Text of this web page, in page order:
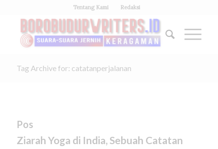
Tentang Kami Redaksi
Tag Archive for: catatanperjalanan
Pos
Ziarah Yoga di India, Sebuah Catatan